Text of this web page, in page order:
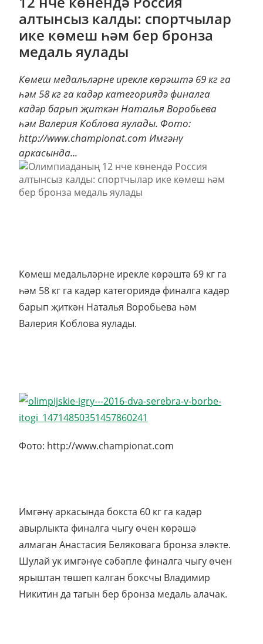
алтынсыз калды: спортчылар
ике көмеш һәм бер бронза
медаль яулады
Көмеш медальләрне ирекле көрәштә 69 кг га
һәм 58 кг га кадәр категориядә финалга
кадәр барып җиткән Наталья Воробьева
һәм Валерия Коблова яулады. Фото:
http://www.championat.com Имгәнү
аркасында...
Көмеш медальләрне ирекле көрәштә 69 кг га
һәм 58 кг га кадәр категориядә финалга кадәр
барып җиткән Наталья Воробьева һәм
Валерия Коблова яулады.
Фото: http://www.championat.com
Имгәнү аркасында бокста 60 кг га кадәр
авырлыкта финалга чыгу өчен көрәшә
алмаган Анастасия Беляковага бронза эләкте.
Шулай ук имгәнүе сәбәпле финалга чыгу өчен
ярыштан төшеп калган боксчы Владимир
Никитин да тагын бер бронза медаль алачак.